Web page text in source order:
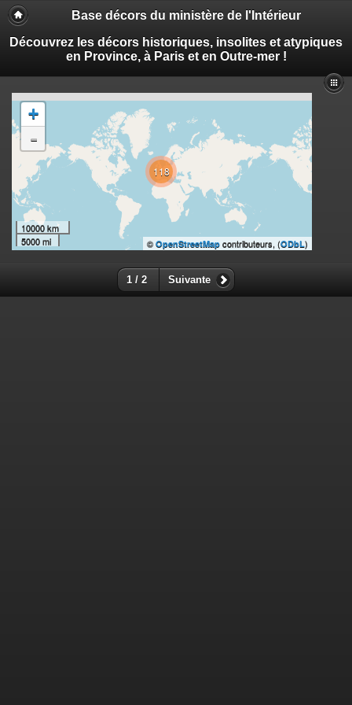
Base décors du ministère de l'Intérieur
Découvrez les décors historiques, insolites et atypiques
en Province, à Paris et en Outre-mer !
118
+
-
10000 km
5000 mi
© OpenStreetMap contributeurs, (ODbL)
1 / 2 Suivante